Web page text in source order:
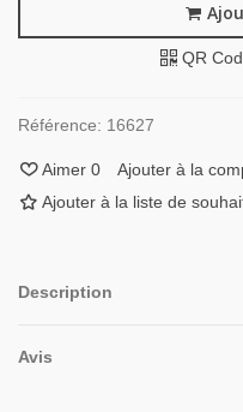
QR
Référence: 16627
Aimer 0 Ajouter à la
Ajouter à la liste de
Description
Avis